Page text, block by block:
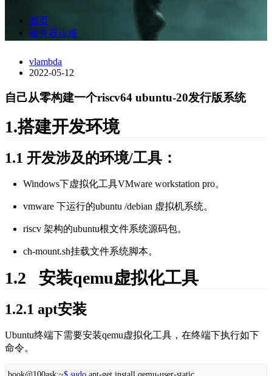
首页
服务器运维
vlambda
2022-05-12
自己从零构建一个riscv64 ubuntu-20发行版系统
1.搭建开发环境
1.1 开发涉及的环境/工具：
Windows下虚拟化工具VMware workstation pro。
vmware 下运行的ubuntu /debian 虚拟机系统。
riscv 架构的ubuntu根文件系统源码包。
ch-mount.sh挂载文件系统脚本。
1.2   安装qemu虚拟化工具
1.2.1 apt安装
Ubuntu终端下需要安装qemu虚拟化工具，在终端下执行如下
命令。